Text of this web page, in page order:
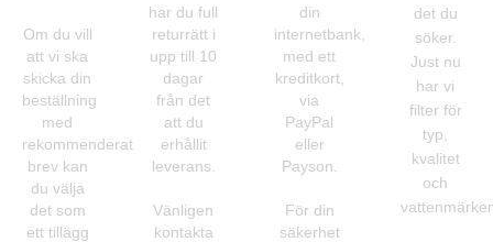
Om du vill
att vi ska
skicka din
beställning
med
rekommenderat
brev kan
du välja
det som
ett tillägg
har du full
returrätt i
upp till 10
dagar
från det
att du
erhållit
leverans.
Vänligen
kontakta
din
internetbank,
med ett
kreditkort,
via
PayPal
eller
Payson.
För din
säkerhet
det du
söker.
Just nu
har vi
filter för
typ,
kvalitet
och